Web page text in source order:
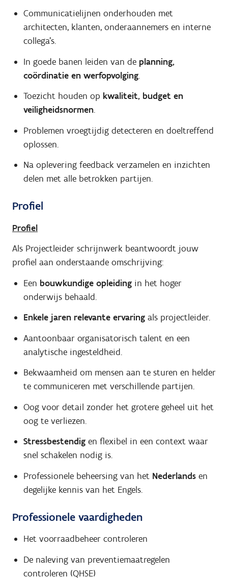
Communicatielijnen onderhouden met
architecten, klanten, onderaannemers en interne
collega’s.
In goede banen leiden van de planning,
coördinatie en werfopvolging.
Toezicht houden op kwaliteit, budget en
veiligheidsnormen.
Problemen vroegtijdig detecteren en doeltreffend
oplossen.
Na oplevering feedback verzamelen en inzichten
delen met alle betrokken partijen.
Profiel
Profiel
Als Projectleider schrijnwerk beantwoordt jouw
profiel aan onderstaande omschrijving:
Een bouwkundige opleidingin het hoger
onderwijs behaald.
Enkele jaren relevante ervaringals projectleider.
Aantoonbaar organisatorisch talent en een
analytische ingesteldheid.
Bekwaamheid om mensen aan te sturen en helder
te communiceren met verschillende partijen.
Oog voor detail zonder het grotere geheel uit het
oog te verliezen.
Stressbestendigen flexibel in een context waar
snel schakelen nodig is.
Professionele beheersing van het Nederlandsen
degelijke kennis van het Engels.
Professionele vaardigheden
Het voorraadbeheer controleren
De naleving van preventiemaatregelen
controleren (QHSE)